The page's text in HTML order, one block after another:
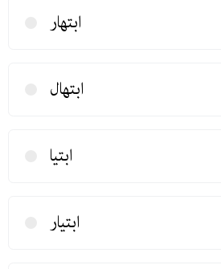
ابتهار
ابتهال
ابتیا
ابتیار